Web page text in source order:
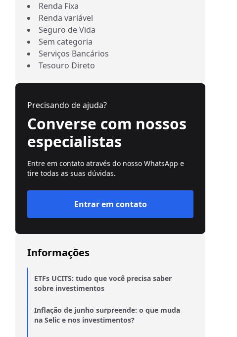
Renda Fixa
Renda variável
Seguro de Vida
Sem categoria
Serviços Bancários
Tesouro Direto
Precisando de ajuda?
Converse com nossos
especialistas
Entre em contato através do nosso WhatsApp e
tire todas as suas dúvidas.
Entrar em contato
Informações
ETFs UCITS: tudo que você precisa saber
sobre investimentos
Inflação de junho surpreende: o que muda
na Selic e nos investimentos?